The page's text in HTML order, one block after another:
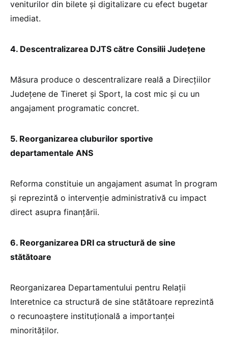
veniturilor din bilete și digitalizare cu efect bugetar
imediat.
4. Descentralizarea DJTS către Consilii Județene
Măsura produce o descentralizare reală a Direcțiilor
Județene de Tineret și Sport, la cost mic și cu un
angajament programatic concret.
5. Reorganizarea cluburilor sportive
departamentale ANS
Reforma constituie un angajament asumat în program
și reprezintă o intervenție administrativă cu impact
direct asupra finanțării.
6. Reorganizarea DRI ca structură de sine
stătătoare
Reorganizarea Departamentului pentru Relații
Interetnice ca structură de sine stătătoare reprezintă
o recunoaștere instituțională a importanței
minorităților.